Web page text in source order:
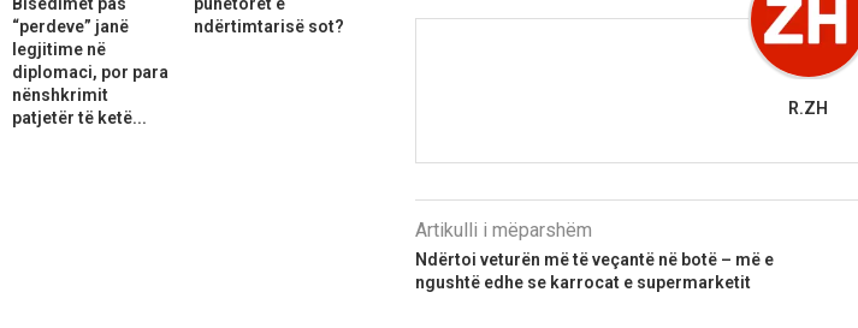
R.ZH
Artikulli i mëparshëm
Ndërtoi veturën më të veçantë në botë – më e
ngushtë edhe se karrocat e supermarketit
“perdeve” janë
legjitime në
diplomaci, por para
nënshkrimit
patjetër të ketë...
ndërtimtarisë sot?